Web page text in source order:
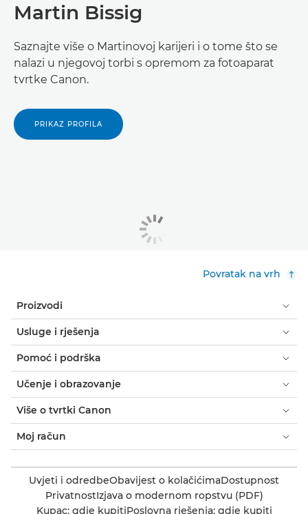
Martin Bissig
Saznajte više o Martinovoj karijeri i o tome što se
nalazi u njegovoj torbi s opremom za fotoaparat
tvrtke Canon.
PRIKAZ PROFILA
Povratak na vrh
Proizvodi
Usluge i rješenja
Pomoć i podrška
Učenje i obrazovanje
Više o tvrtki Canon
Moj račun
Uvjeti i odredbeObavijest o kolačićimaDostupnost
PrivatnostIzjava o modernom ropstvu (PDF)
Kupac: gdje kupitiPoslovna rješenja: gdje kupiti